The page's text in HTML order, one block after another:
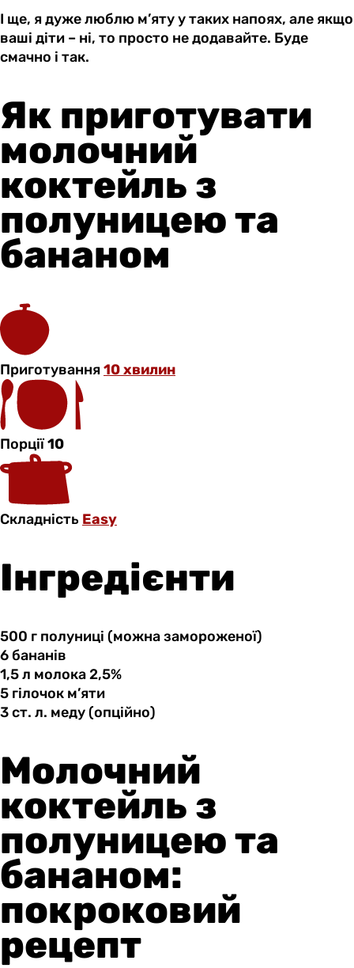
І ще, я дуже люблю м’яту у таких напоях, але якщо
ваші діти – ні, то просто не додавайте. Буде
смачно і так.
Як приготувати
молочний
коктейль з
полуницею та
бананом
Приготування10 хвилин
Порції10
Складність Easy
Інгредієнти
500 г полуниці (можна замороженої)
6 бананів
1,5 л молока2,5%
5 гілочок м’яти
3 ст. л. меду (опційно)
Молочний
коктейль з
полуницею та
бананом:
покроковий
рецепт